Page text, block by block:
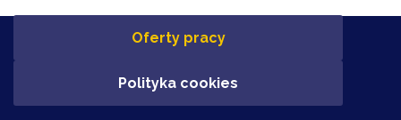
Oferty pracy
Polityka cookies